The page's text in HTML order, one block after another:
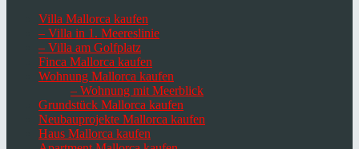
Villa Mallorca kaufen
– Villa in 1. Meereslinie
– Villa am Golfplatz
Finca Mallorca kaufen
Wohnung Mallorca kaufen
– Wohnung mit Meerblick
Grundstück Mallorca kaufen
Neubauprojekte Mallorca kaufen
Haus Mallorca kaufen